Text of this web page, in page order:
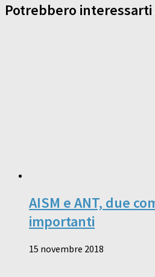
Potrebbero
AISM e ANT, due
importanti
15 novembre 2018